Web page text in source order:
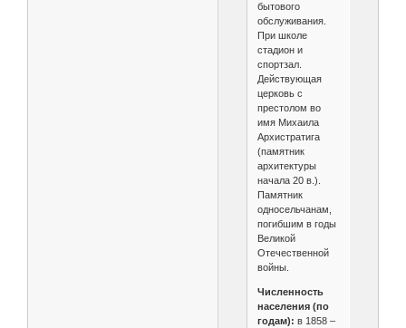
бытового
обслуживания.
При школе
стадион и
спортзал.
Действующая
церковь с
престолом во
имя Михаила
Архистратига
(памятник
архитектуры
начала 20 в.).
Памятник
односельчанам,
погибшим в годы
Великой
Отечественной
войны.
Численность
населения (по
годам): в 1858 –